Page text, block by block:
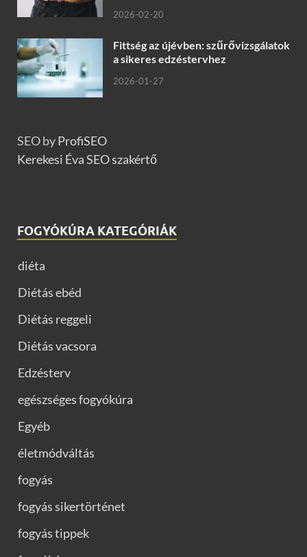
2026-02-20
Fittség az újévben: szűrővizsgálatok
a sikeres edzéstervhez
2026-01-27
SEO byProfiSEO
Kerekesi Éva SEO szakértő
FOGYÓKÚRA KATEGÓRIÁK
diéta
Diétás ebéd
Diétás reggeli
Diétás vacsora
Edzésterv
egészséges fogyókúra
Egyéb
életmódváltás
fogyás
fogyás sikertörténet
fogyás tippek